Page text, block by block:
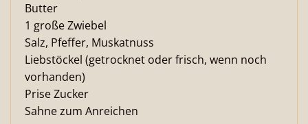
Butter
1 große Zwiebel
Salz, Pfeffer, Muskatnuss
Liebstöckel (getrocknet oder frisch, wenn noch
vorhanden)
Prise Zucker
Sahne zum Anreichen